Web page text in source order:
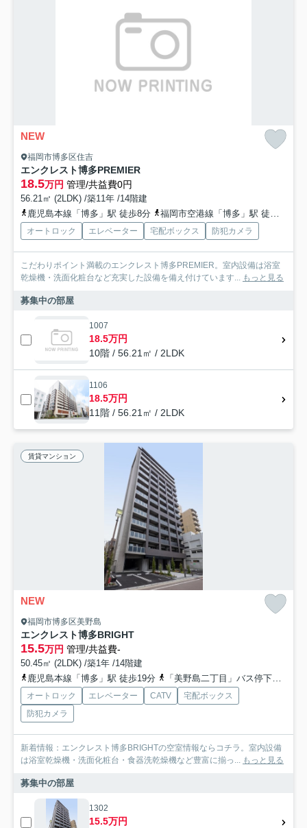
NEW
福岡市博多区住吉
エンクレスト博多PREMIER
18.5万円 管理/共益費0円
56.21㎡ (2LDK) /築11年 /14階建
鹿児島本線「博多」駅 徒歩8分
福岡市空港線「博多」駅 徒歩8分
オートロック エレベーター 宅配ボックス 防犯カメラ
こだわりポイント満載のエンクレスト博多PREMIER。室内設備は浴室
乾燥機・洗面化粧台など充実した設備を備え付けています... もっと見る
募集中の部屋
1007
18.5万円
10階 / 56.21㎡ / 2LDK
1106
18.5万円
11階 / 56.21㎡ / 2LDK
賃貸マンション
NEW
福岡市博多区美野島
エンクレスト博多BRIGHT
15.5万円 管理/共益費-
50.45㎡ (2LDK) /築1年 /14階建
鹿児島本線「博多」駅 徒歩19分
「美野島二丁目」バス停下車 徒歩3分
オートロック エレベーター CATV
宅配ボックス
防犯カメラ
新着情報：エンクレスト博多BRIGHTの空室情報ならコチラ。室内設備
は浴室乾燥機・洗面化粧台・食器洗乾燥機など豊富に揃っ... もっと見る
募集中の部屋
1302
15.5万円